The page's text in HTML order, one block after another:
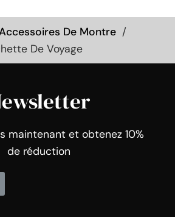
De Montre
De Voyage
maintenant et obtenez 10%
de réduction